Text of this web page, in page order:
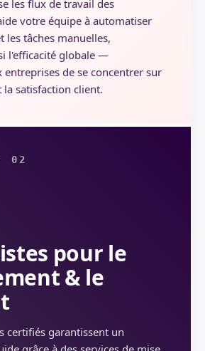
les flux de travail des
votre équipe à automatiser
les tâches manuelles,
l'efficacité globale —
entreprises de se concentrer sur
la satisfaction client.
02
pour le
& le
certifiés garantissent un